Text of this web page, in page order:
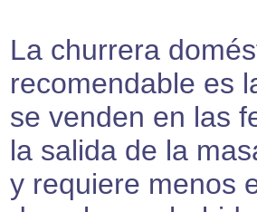
La churrera
recomendable es
se venden en las
la salida de la
y requiere menos